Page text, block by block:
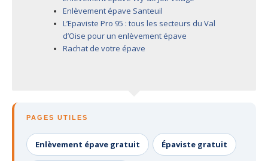
Enlèvement épave Santeuil
L’Epaviste Pro 95 : tous les secteurs du Val
d’Oise pour un enlèvement épave
Rachat de votre épave
PAGES UTILES
Enlèvement épave gratuit Épaviste gratuit